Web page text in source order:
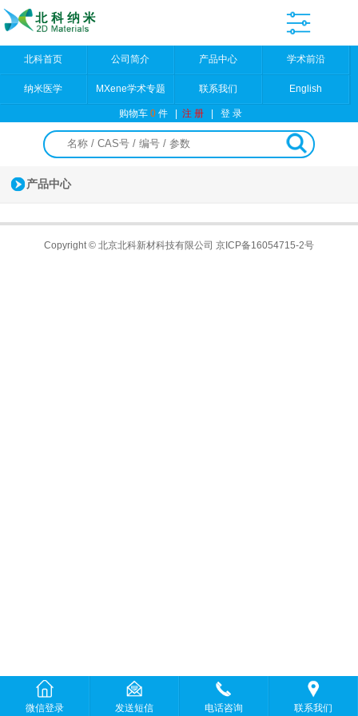
北科首页 公司简介 产品中心 学术前沿
纳米医学 MXene学术专题 联系我们 English
购物车0件 |注 册 |登 录
产品中心
Copyright © 北京北科新材科技有限公司 京ICP备16054715-2号
微信登录 发送短信 电话咨询 联系我们